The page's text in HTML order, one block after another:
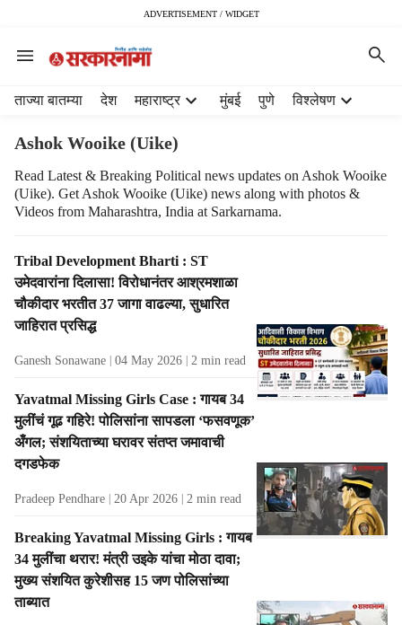
ADVERTISEMENT / WIDGET
ताज्या बातम्या देश महाराष्ट्र मुंबई पुणे विश्लेषण
Ashok Wooike (Uike)
Read Latest & Breaking Political news updates on Ashok Wooike
(Uike). Get Ashok Wooike (Uike) news along with photos &
Videos from Maharashtra, India at Sarkarnama.
T
a
g
R
s
l
t
s
Tribal Development Bharti : ST
उमेदवारांना दिलासा! विरोधानंतर आश्रमशाळा
चौकीदार भरतीत 37 जागा वाढल्या, सुधारित
जाहिरात प्रसिद्ध
Ganesh Sonawane 04 May 2026 2 min read
Yavatmal Missing Girls Case : गायब 34
मुलींचं गूढ गहिरे! पोलिसांना सापडला ‘फसवणूक’
अँगल; संशयिताच्या घरावर संतप्त जमावाची
दगडफेक
Pradeep Pendhare 20 Apr 2026 2 min read
Breaking Yavatmal Missing Girls : गायब
34 मुलींचा थरार! मंत्री उइके यांचा मोठा दावा;
मुख्य संशयित कुरेशीसह 15 जण पोलिसांच्या
ताब्यात